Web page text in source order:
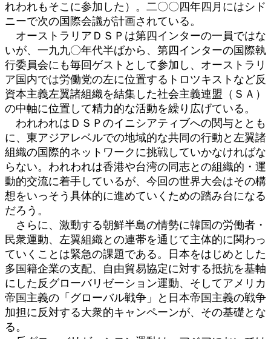
れわれもそこに参加した）。二〇〇四年四月にはシド
ニーで次の国際会議が計画されている。
オーストラリアＤＳＰは第四インターの一員ではな
いが、一九九〇年代半ばから、第四インターの国際執
行委員会にも毎回ゲストとして参加し、オーストラリ
ア国内では労働党の左に位置するトロツキストなど反
資本主義左翼諸組織を結集した社会主義連盟（ＳＡ）
の中軸に位置して精力的な活動を繰り広げている。
われわれはＤＳＰのイニシアティブへの関与ととも
に、東アジアレベルでの地域的な共同の行動と左翼諸
組織の国際的ネットワークに挑戦していかなければな
らない。われわれは香港や台湾の同志との組織的・運
動的交流に着手しているが、今回の世界大会はその構
想をいっそう具体的に進めていくための踏み台になる
だろう。
さらに、激動する朝鮮半島の情勢に韓国の労働者・
民衆運動、左翼組織との連帯を通じて主体的に関わっ
ていくことは緊急の課題である。日本をはじめとした
多国籍企業の支配、自由貿易協定に対する抵抗を基軸
にした反グローバリゼーション運動、そしてアメリカ
帝国主義の「グローバル戦争」と日本帝国主義の戦争
加担に反対する大衆的キャンペーンが、その基礎とな
る。